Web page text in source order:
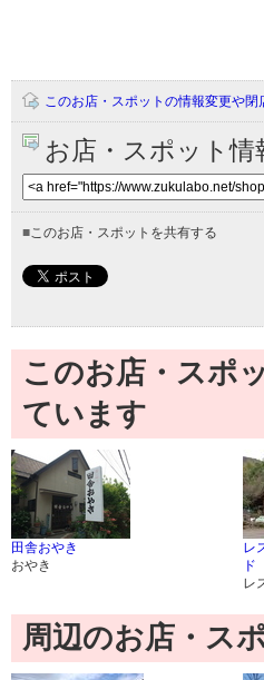
このお店・スポットの情報変更や閉
お店・スポット
■このお店・スポットを共有する
このお店・スポ
ています
田舎おやき
おやき
レ
ド
レ
周辺のお店・ス